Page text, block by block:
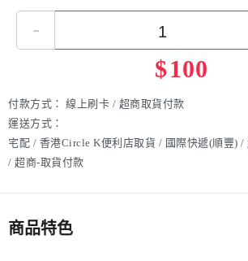
-
$100
付款方式： 線上刷卡 / 超商取貨付款
運送方式：
宅配 / 香港Circle K便利店取貨 / 國際快遞(順豐)
/ 超商-取貨付款
商品特色